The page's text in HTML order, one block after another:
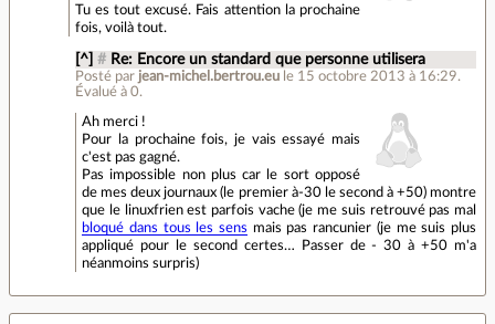
Tu es tout excusé. Fais attention la prochaine
fois, voilà tout.
[^] # Re: Encore un standard que personne utilisera
Posté par jean-michel.bertrou.eu le 15 octobre 2013 à 16:29.
Évalué à0.
Ah merci !
Pour la prochaine fois, je vais essayé mais
c'est pas gagné.
Pas impossible non plus car le sort opposé
de mes deux journaux (le premier à-30 le second à +50) montre
que le linuxfrien est parfois vache (je me suis retrouvé pas mal
bloqué dans tous les sens mais pas rancunier (je me suis plus
appliqué pour le second certes… Passer de - 30 à +50 m'a
néanmoins surpris)